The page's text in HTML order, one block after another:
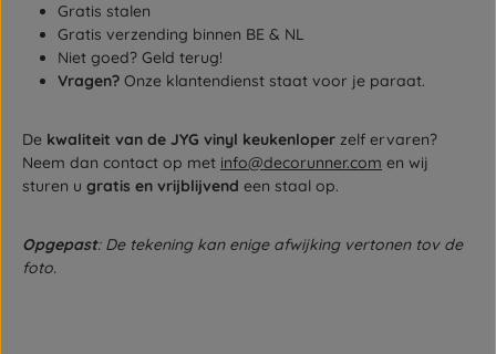
Gratis stalen
Gratis verzending binnen BE & NL
Niet goed? Geld terug!
Vragen? Onze klantendienst staat voor je paraat.
De kwaliteit van de JYG vinyl keukenloper zelf ervaren?
Neem dan contact op met info@decorunner.com en wij
sturen u gratis en vrijblijvend een staal op.
Opgepast: De tekening kan enige afwijking vertonen tov de
foto.